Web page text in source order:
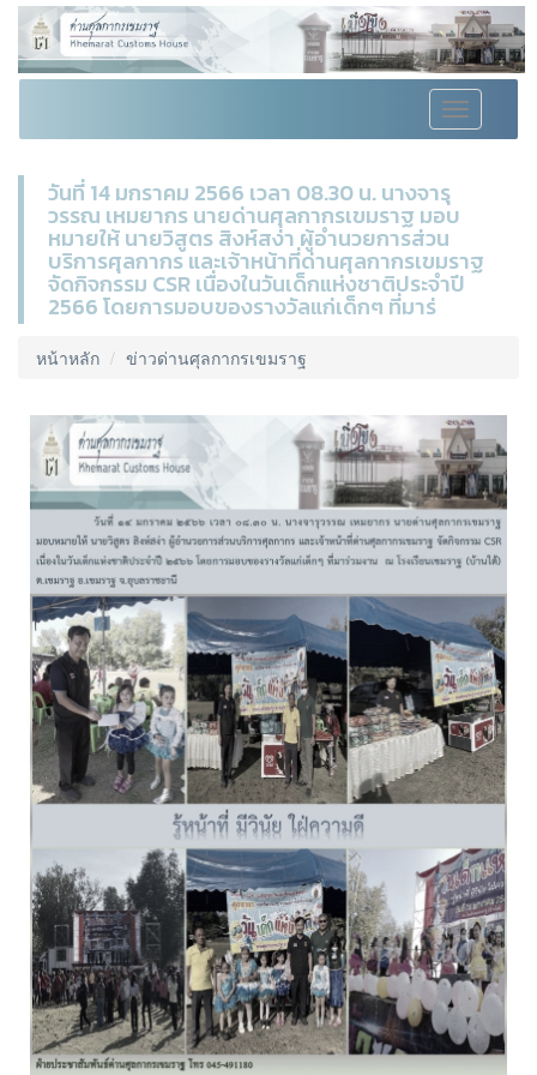
Toggle
navigation
วันที่ 14 มกราคม 2566 เวลา 08.30 น. นางจารุ
วรรณ เหมยากร นายด่านศุลกากรเขมราฐ มอบ
หมายให้ นายวิสูตร สิงห์สง่า ผู้อำนวยการส่วน
บริการศุลกากร และเจ้าหน้าที่ด่านศุลกากรเขมราฐ
จัดกิจกรรม CSR เนื่องในวันเด็กแห่งชาติประจำปี
2566 โดยการมอบของรางวัลแก่เด็กๆ ที่มาร่
หน้าหลัก ข่าวด่านศุลกากรเขมราฐ